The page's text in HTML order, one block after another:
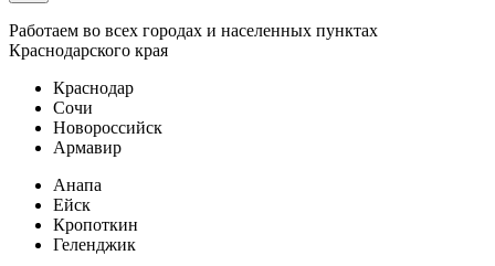
Работаем во всех городах и населенных пунктах
Краснодарского края
Краснодар
Сочи
Новороссийск
Армавир
Анапа
Ейск
Кропоткин
Геленджик